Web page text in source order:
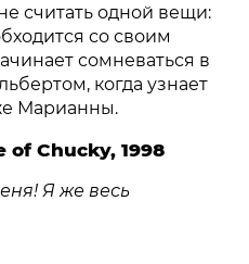
считать одной вещи:
со своим
сомневаться в
когда узнает
Марианны.
of Chucky, 1998
Я же весь